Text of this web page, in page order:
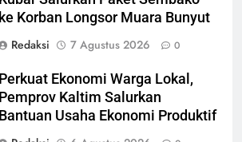
ke Korban Longsor Muara Bunyut
Redaksi
7 Agustus 2026 0
Perkuat Ekonomi Warga Lokal,
Pemprov Kaltim Salurkan
Bantuan Usaha Ekonomi Produktif